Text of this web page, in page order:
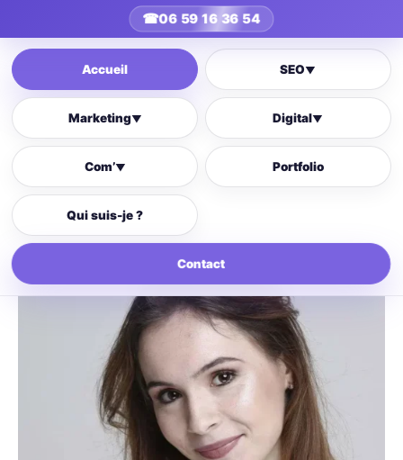
☎06 59 16 36 54
Accueil SEO▼
Marketing▼ Digital▼
Com’▼ Portfolio
Qui suis-je ?
Contact